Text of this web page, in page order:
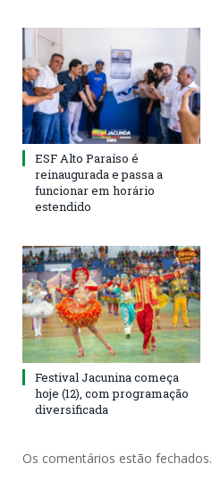
ESF Alto Paraíso é
reinaugurada e passa a
funcionar em horário
estendido
Festival Jacunina começa
hoje (12), com programação
diversificada
Os comentários estão fechados.